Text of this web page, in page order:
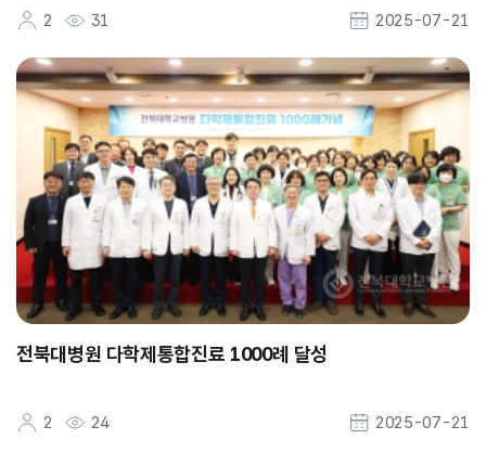
2 31 2025-07-21
전북대병원 다학제통합진료 1000례 달성
2 24 2025-07-21